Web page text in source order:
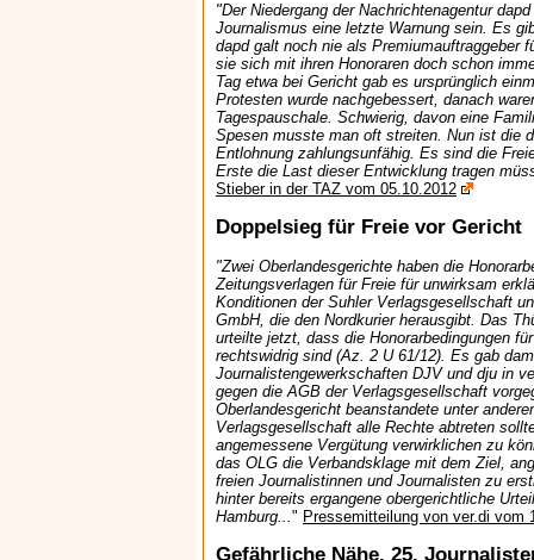
"Der Niedergang der Nachrichtenagentur
Journalismus eine letzte Warnung sein. Es
dapd galt noch nie als Premiumauftraggeber
sie sich mit ihren Honoraren doch schon
Tag etwa bei Gericht gab es ursprünglich
Protesten wurde nachgebessert, danach
Tagespauschale. Schwierig, davon eine
Spesen musste man oft streiten. Nun ist die
Entlohnung zahlungsunfähig. Es sind die
Erste die Last dieser Entwicklung tragen
Stieber in der TAZ vom 05.10.2012
Doppelsieg für Freie vor Gericht
"Zwei Oberlandesgerichte haben die
Zeitungsverlagen für Freie für unwirksam
Konditionen der Suhler Verlagsgesellschaft
GmbH, die den Nordkurier herausgibt. Das
urteilte jetzt, dass die Honorarbedingungen
rechtswidrig sind (Az. 2 U 61/12). Es gab
Journalistengewerkschaften DJV und dju in
gegen die AGB der Verlagsgesellschaft
Oberlandesgericht beanstandete unter
Verlagsgesellschaft alle Rechte abtreten
angemessene Vergütung verwirklichen zu
das OLG die Verbandsklage mit dem Ziel,
freien Journalistinnen und Journalisten zu
hinter bereits ergangene obergerichtliche
Hamburg..." Pressemitteilung von ver.di vom
Gefährliche Nähe. 25.